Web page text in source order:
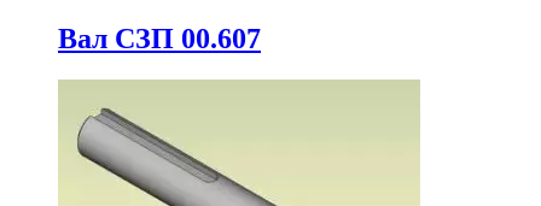
Вал СЗП 00.607